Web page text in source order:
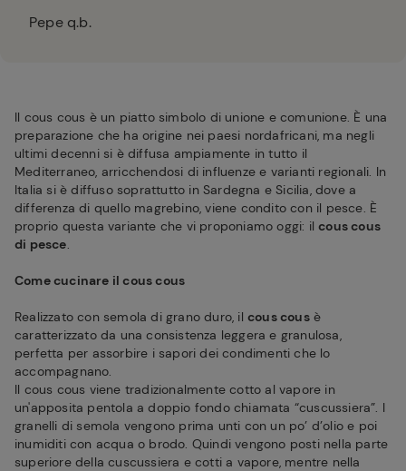
Pepe q.b.
Il cous cous è un piatto simbolo di unione e comunione. È una
preparazione che ha origine nei paesi nordafricani, ma negli
ultimi decenni si è diffusa ampiamente in tutto il
Mediterraneo, arricchendosi di influenze e varianti regionali. In
Italia si è diffuso soprattutto in Sardegna e Sicilia, dove a
differenza di quello magrebino, viene condito con il pesce. È
proprio questa variante che vi proponiamo oggi: ilcous cous
di pesce.
Come cucinare il cous cous
Realizzato con semola di grano duro, il cous cousè
caratterizzato da una consistenza leggera e granulosa,
perfetta per assorbire i sapori dei condimenti che lo
accompagnano.
Il cous cous viene tradizionalmente cotto al vapore in
un'apposita pentola a doppio fondo chiamata “cuscussiera”. I
granelli di semola vengono prima unti con un po’ d’olio e poi
inumiditi con acqua o brodo. Quindi vengono posti nella parte
superiore della cuscussiera e cotti a vapore, mentre nella